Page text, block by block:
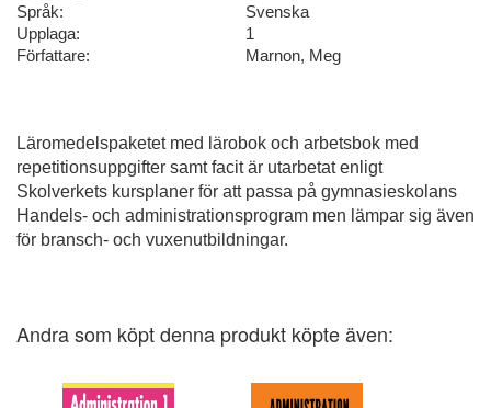
Språk:
Svenska
Upplaga:
1
Författare:
Marnon, Meg
Läromedelspaketet med lärobok och arbetsbok med
repetitionsuppgifter samt facit är utarbetat enligt
Skolverkets kursplaner för att passa på gymnasieskolans
Handels- och administrationsprogram men lämpar sig även
för bransch- och vuxenutbildningar.
Andra som köpt denna produkt köpte även: